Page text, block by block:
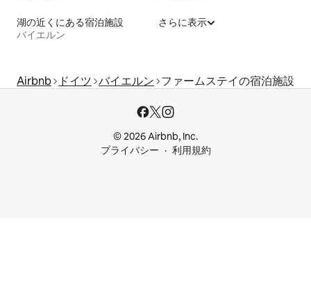
湖の近くにある宿泊施設
バイエルン
さらに表示
Airbnb ドイツ バイエルン ファームステイの宿泊施設
© 2026 Airbnb, Inc.
プライバシー
利用規約